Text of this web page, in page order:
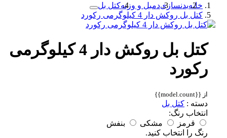
خانهبدنسازیدمبل و وزنهکتل بل
کتل بل روکش دار 4 کیلوگرمی رکورد
کتل بل روکش دار 4 کیلوگرمی
رکورد
دسته :کتل بل
انتخاب رنگ:
قرمز
مشکی
بنفش
رنگ را انتخاب کنید.